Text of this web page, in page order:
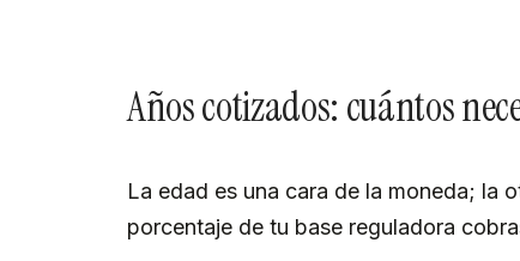
Años cotizados: cuántos
La edad es una cara de la moneda; la
porcentaje de tu base reguladora